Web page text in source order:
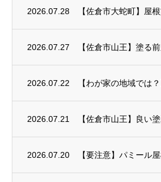
2026.07.28
2026.07.27
2026.07.22
2026.07.21
2026.07.20